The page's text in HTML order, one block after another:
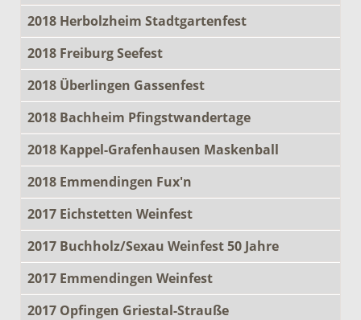
2018 Herbolzheim Stadtgartenfest
2018 Freiburg Seefest
2018 Überlingen Gassenfest
2018 Bachheim Pfingstwandertage
2018 Kappel-Grafenhausen Maskenball
2018 Emmendingen Fux'n
2017 Eichstetten Weinfest
2017 Buchholz/Sexau Weinfest 50 Jahre
2017 Emmendingen Weinfest
2017 Opfingen Griestal-Strauße